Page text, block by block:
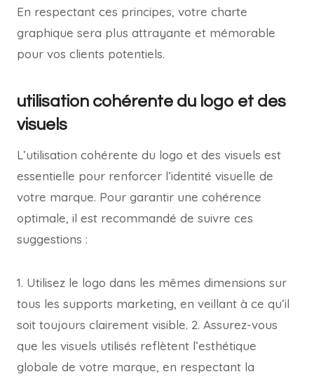
En respectant ces principes, votre charte
graphique sera plus attrayante et mémorable
pour vos clients potentiels.
utilisation cohérente du logo et des
visuels
L’utilisation cohérente du logo et des visuels est
essentielle pour renforcer l’identité visuelle de
votre marque. Pour garantir une cohérence
optimale, il est recommandé de suivre ces
suggestions :
1. Utilisez le logo dans les mêmes dimensions sur
tous les supports marketing, en veillant à ce qu’il
soit toujours clairement visible. 2. Assurez-vous
que les visuels utilisés reflètent l’esthétique
globale de votre marque, en respectant la